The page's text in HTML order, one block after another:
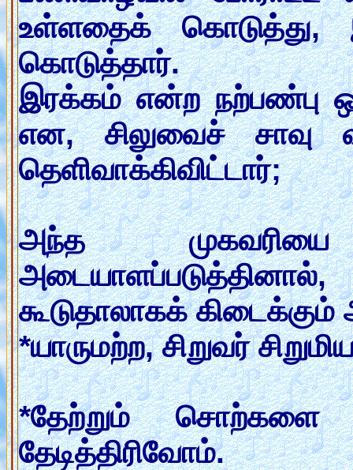
உள்ளதைக் கொடுத்து,
கொடுத்தார்.
இரக்கம் என்ற நற்பண்பு
என, சிலுவைச்
தெளிவாக்கிவிட்டார்;
அந்த
கூடுதாலாகக்
*யாருமற்ற, சிறுவர்
*தேற்றும் சொற்களை
தேடித்திரிவோம்.